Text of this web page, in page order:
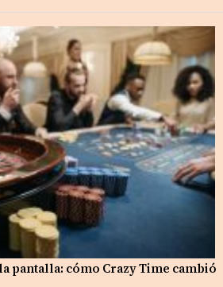
pantalla: cómo Crazy Time cambió